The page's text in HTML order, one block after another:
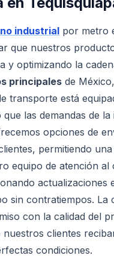
industrial por metro
que nuestros
y optimizando la
principales de
transporte está
las demandas de
opciones de
permitiendo
equipo de atención al
actualizaciones
sin contratiempos. La
con la calidad del
clientes
condiciones.